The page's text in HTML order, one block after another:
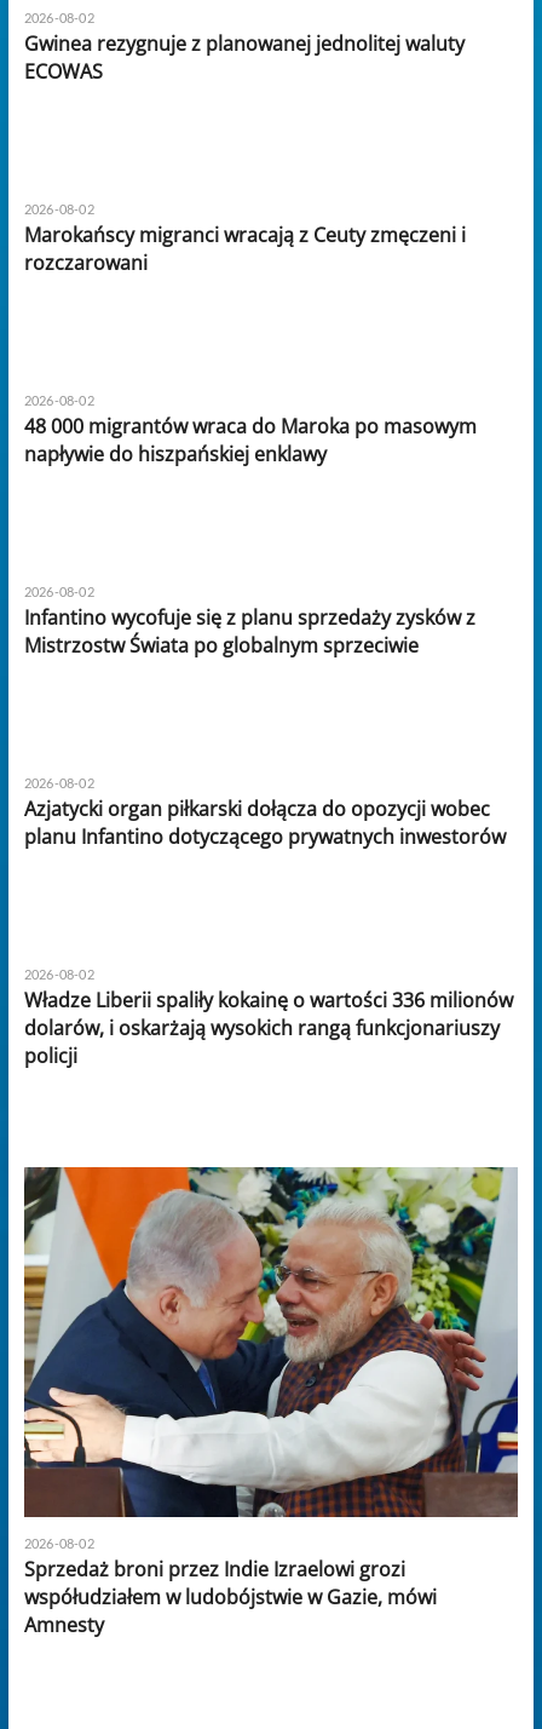
2026-08-02
Gwinea rezygnuje z planowanej jednolitej waluty
ECOWAS
2026-08-02
Marokańscy migranci wracają z Ceuty zmęczeni i
rozczarowani
2026-08-02
48 000 migrantów wraca do Maroka po masowym
napływie do hiszpańskiej enklawy
2026-08-02
Infantino wycofuje się z planu sprzedaży zysków z
Mistrzostw Świata po globalnym sprzeciwie
2026-08-02
Azjatycki organ piłkarski dołącza do opozycji wobec
planu Infantino dotyczącego prywatnych inwestorów
2026-08-02
Władze Liberii spaliły kokainę o wartości 336 milionów
dolarów, i oskarżają wysokich rangą funkcjonariuszy
policji
2026-08-02
Sprzedaż broni przez Indie Izraelowi grozi
współudziałem w ludobójstwie w Gazie, mówi
Amnesty